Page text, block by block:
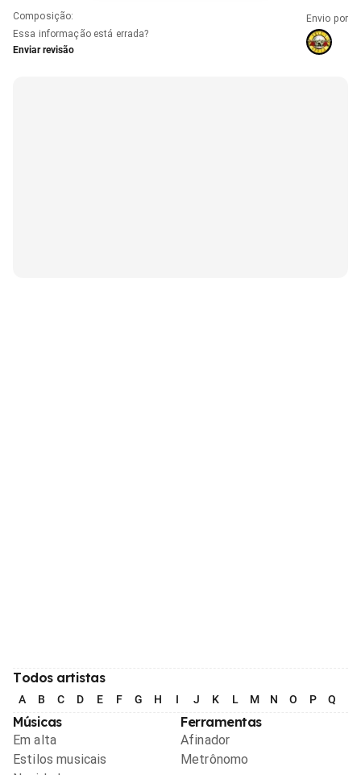
Composição:
Essa informação está errada?
Enviar revisão
Envio por
Todos artistas
A B C D E F G H I J K L M N O P Q
Músicas
Em alta
Estilos musicais
Ferramentas
Afinador
Metrônomo